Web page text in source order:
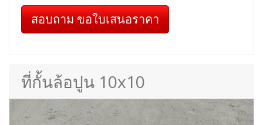
สอบถาม ขอใบเสนอราคา
ที่กั้นล้อปูน 10x10